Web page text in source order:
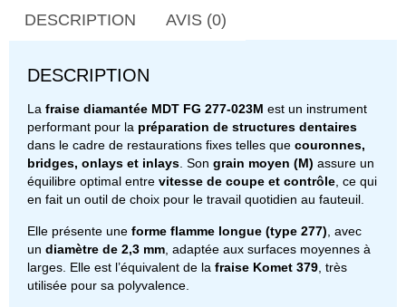
DESCRIPTION AVIS (0)
DESCRIPTION
La fraise diamantée MDT FG 277-023M est un instrument
performant pour la préparation de structures dentaires
dans le cadre de restaurations fixes telles que couronnes,
bridges, onlays et inlays . Son grain moyen (M) assure un
équilibre optimal entre vitesse de coupe et contrôle , ce qui
en fait un outil de choix pour le travail quotidien au fauteuil.
Elle présente une forme flamme longue (type 277) , avec
un diamètre de 2,3 mm , adaptée aux surfaces moyennes à
larges. Elle est l’équivalent de la fraise Komet 379 , très
utilisée pour sa polyvalence.